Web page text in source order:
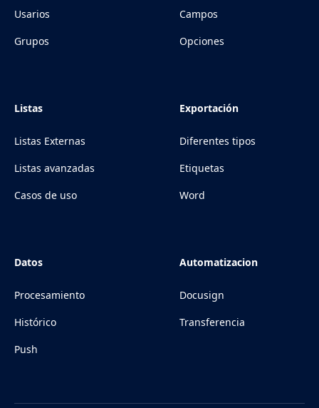
Usarios
Grupos
Campos
Opciones
Listas
Listas Externas
Listas avanzadas
Casos de uso
Exportación
Diferentes tipos
Etiquetas
Word
Datos
Procesamiento
Histórico
Push
Automatizacion
Docusign
Transferencia